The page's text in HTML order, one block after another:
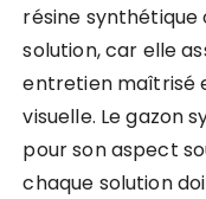
résine
solution, car elle
entretien maîtrisé
visuelle. Le gazon
pour son aspect
chaque solution